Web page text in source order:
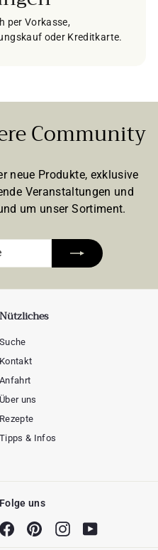
per Vorkasse,
oder Kreditkarte.
Community
neue Produkte, exklusive
Veranstaltungen und
um unser Sortiment.
Nützliches
Suche
Kontakt
Anfahrt
Über uns
Rezepte
Tipps & Infos
Folge uns
FacebookPinterestInstagram